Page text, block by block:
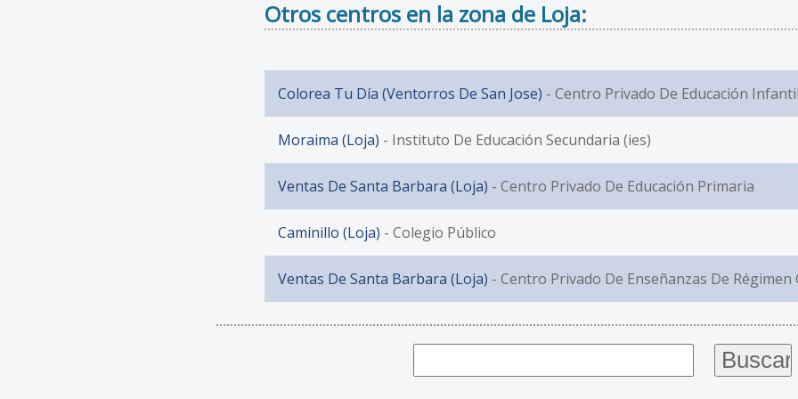
Otros centros en la zona de Loja:
Colorea Tu Día (Ventorros De San Jose) - Centro Privado De Educación Infantil
Moraima (Loja) - Instituto De Educación Secundaria (ies)
Ventas De Santa Barbara (Loja) - Centro Privado De Educación Primaria
Caminillo (Loja) - Colegio Público
Ventas De Santa Barbara (Loja) - Centro Privado De Enseñanzas De Régimen